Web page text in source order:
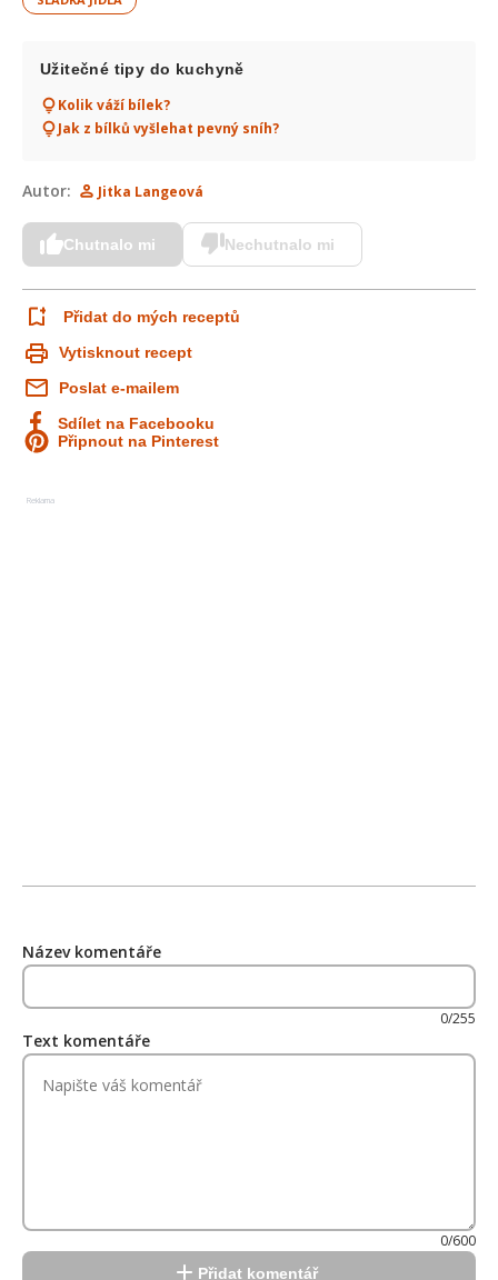
Užitečné tipy do kuchyně
Kolik váží bílek?
Jak z bílků vyšlehat pevný sníh?
Autor: Jitka Langeová
Chutnalo mi Nechutnalo mi
Přidat do mých receptů
Vytisknout recept
Poslat e-mailem
Sdílet na Facebooku
Připnout na Pinterest
Reklama
Název komentáře
0/255
Text komentáře
0/600
Přidat komentář